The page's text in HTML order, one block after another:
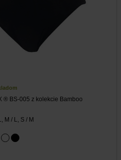
® BS-005 z kolekcie Bamboo
M / L, S / M